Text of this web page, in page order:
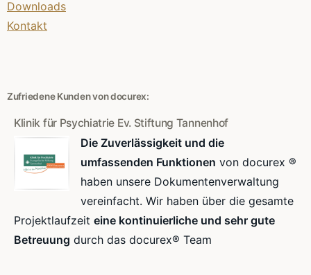
Downloads
Kontakt
Zufriedene Kunden von docurex:
Klinik für Psychiatrie Ev. Stiftung Tannenhof
Die Zuverlässigkeit und die
umfassenden Funktionen von docurex ®
haben unsere Dokumentenverwaltung
vereinfacht. Wir haben über die gesamte
Projektlaufzeit eine kontinuierliche und sehr gute
Betreuung durch das docurex® Team